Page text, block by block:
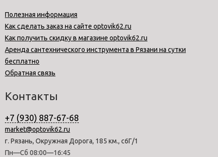
Полезная информация
Как сделать заказ на сайте optovik62.ru
Как получить скидку в магазине optovik62.ru
Аренда сантехнического инструмента в Рязани на сутки
бесплатно
Обратная связь
Контакты
+7 (930) 887-67-68
market@optovik62.ru
г. Рязань, Окружная Дорога, 185 км., с6Г/1
Пн—Сб 08:00—16:45